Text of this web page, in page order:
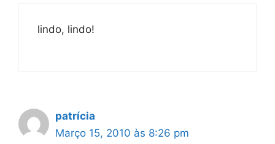
lindo, lindo!
patrícia
Março 15, 2010 às 8:26 pm